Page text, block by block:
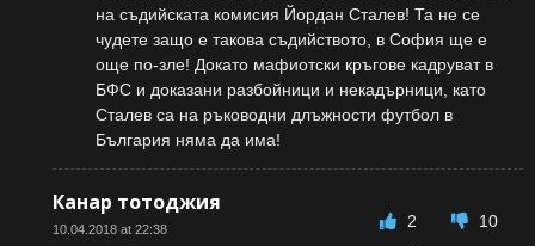
на съдийската комисия Йордан Сталев! Та не се
чудете защо е такова съдийството, в София ще е
още по-зле! Докато мафиотски кръгове кадруват в
БФС и доказани разбойници и некадърници, като
Сталев са на ръководни длъжности футбол в
България няма да има!
Канар тотоджия
10.04.2018 at 22:38 2
10